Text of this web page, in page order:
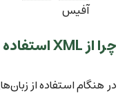
آفیس
چرا از XML استفاده می‌کنیم ؟
در هنگام استفاده از